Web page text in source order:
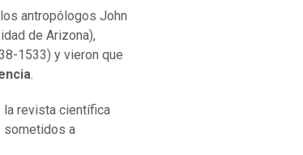
antropólogos John
de Arizona),
1533) y vieron que
.
la revista científica
sometidos a